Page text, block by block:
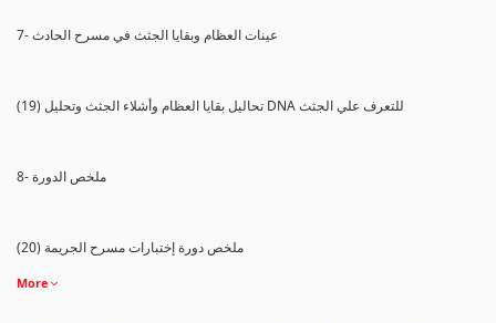
7- عينات العظام وبقايا الجثث في مسرح الحادث
(19) تحاليل بقايا العظام وأشلاء الجثث وتحليل DNA للتعرف علي الجثث
8- ملخص الدورة
(20) ملخص دورة إختبارات مسرح الجريمة
More